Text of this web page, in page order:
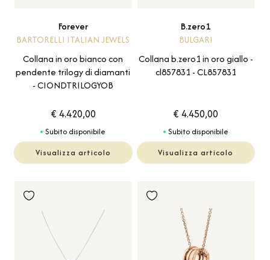
Forever
BARTORELLI ITALIAN JEWELS
Collana in oro bianco con
pendente trilogy di diamanti
- CIONDTRILOGYOB
€ 4.420,00
Subito disponibile
Visualizza articolo
B.zero1
BULGARI
Collana b.zero1 in oro giallo -
cl857831 - CL857831
€ 4.450,00
Subito disponibile
Visualizza articolo